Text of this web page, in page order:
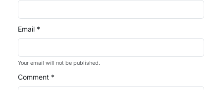
Email *
Your email will not be published.
Comment *